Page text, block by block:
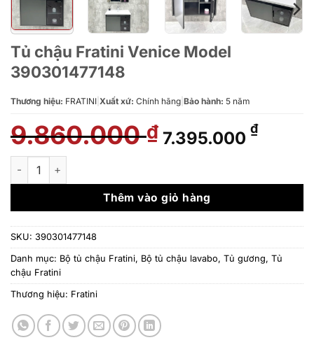
Tủ chậu Fratini Venice Model
390301477148
Thương hiệu: FRATINI Xuất xứ: Chính hãng Bảo hành: 5 năm
9.860.000₫ Giá
gốc
9.860.000 ₫.
7.395.000 ₫Giá
là:
Tủ chậu Fratini Venice Model 390301477148 số lượng
Thêm vào giỏ hàng
SKU: 390301477148
Danh mục: Bộ tủ chậu Fratini, Bộ tủ chậu lavabo, Tủ gương, Tủ
chậu Fratini
Thương hiệu: Fratini